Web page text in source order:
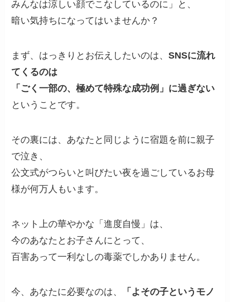
みんなは涼しい顔でこなしているのに」と、
暗い気持ちになってはいませんか？
まず、はっきりとお伝えしたいのは、SNSに流れ
てくるのは
「ごく一部の、極めて特殊な成功例」に過ぎない
ということです。
その裏には、あなたと同じように宿題を前に親子
で泣き、
公文式がつらいと叫びたい夜を過ごしているお母
様が何万人もいます。
ネット上の華やかな「進度自慢」は、
今のあなたとお子さんにとって、
百害あって一利なしの毒薬でしかありません。
今、あなたに必要なのは、
「よその子というモノ